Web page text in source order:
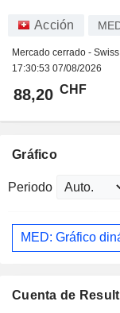
Acción
Mercado cerrado -
17:30:53 07/08/2026
88,20 CHF
Gráfico
Periodo
MED: Gráfico
Cuenta de